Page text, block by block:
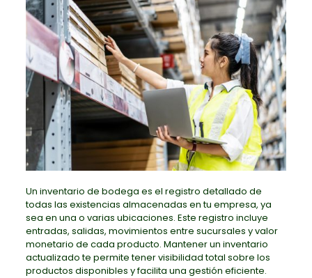
Un inventario de bodega es el registro detallado de
todas las existencias almacenadas en tu empresa, ya
sea en una o varias ubicaciones. Este registro incluye
entradas, salidas, movimientos entre sucursales y valor
monetario de cada producto. Mantener un inventario
actualizado te permite tener visibilidad total sobre los
productos disponibles y facilita una gestión eficiente.